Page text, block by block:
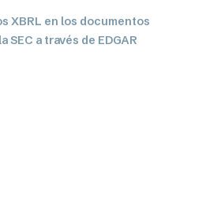
XBRL en los documentos
SEC a través de EDGAR